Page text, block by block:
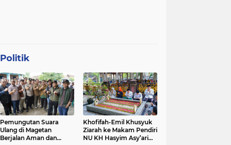
Politik
Pemungutan Suara
Ulang di Magetan
Berjalan Aman dan
Khofifah-Emil Khusyuk
Ziarah ke Makam Pendiri
NU KH Hasyim Asy’ari